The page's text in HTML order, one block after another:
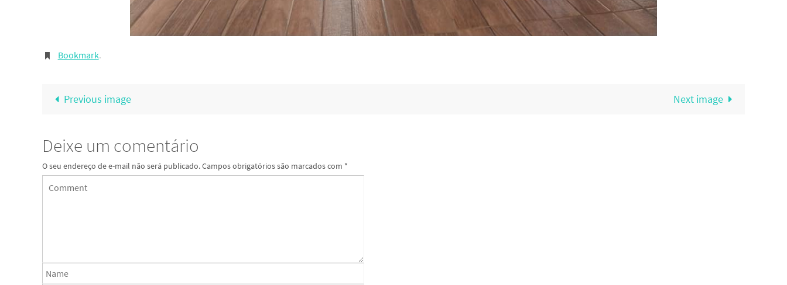
Bookmark.
Previous image Next image
Deixe um comentário
O seu endereço de e-mail não será publicado.Campos obrigatórios são marcados com *